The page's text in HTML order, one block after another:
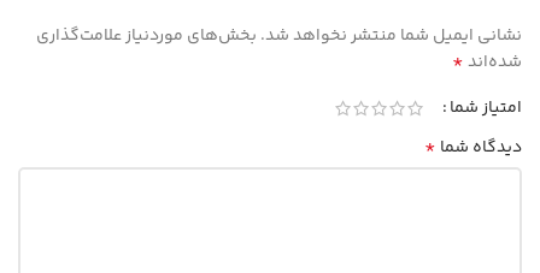
نشانی ایمیل شما منتشر نخواهد شد. بخش‌های موردنیاز علامت‌گذاری
شده‌اند*
امتیاز شما
دیدگاه شما *